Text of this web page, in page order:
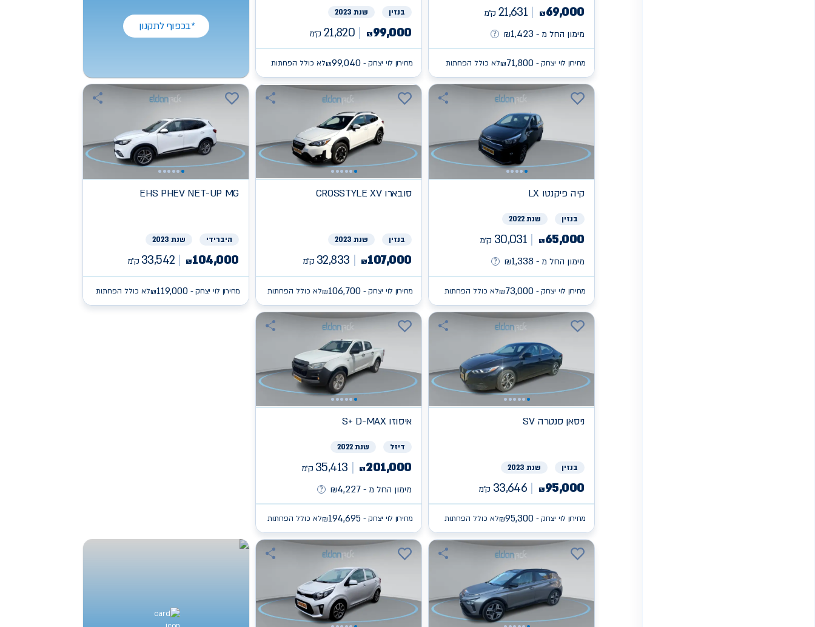
₪69,000
21,631 ק״מ
מימון החל מ -
₪1,423
מחירון לוי יצחק - ₪71,800 לא כולל הפחתות
בנזין שנת 2023
₪99,000
21,820 ק״מ
מחירון לוי יצחק - ₪99,040 לא כולל הפחתות
*בכפוף לתקנון
קיהפיקנטו LX
בנזין שנת 2022
₪65,000
30,031 ק״מ
מימון החל מ -
₪1,338
מחירון לוי יצחק - ₪73,000 לא כולל הפחתות
סובארוCROSSTYLE XV
בנזין שנת 2023
₪107,000
32,833 ק״מ
מחירון לוי יצחק - ₪106,700 לא כולל הפחתות
MG
EHS PHEV NET-UP
היברידי שנת 2023
₪104,000
33,542 ק״מ
מחירון לוי יצחק - ₪119,000 לא כולל הפחתות
ניסאןSV סנטרה
בנזין שנת 2023
₪95,000
33,646 ק״מ
מחירון לוי יצחק - ₪95,300 לא כולל הפחתות
איסוזוS+ D-MAX
דיזל שנת 2022
₪201,000
35,413 ק״מ
מימון החל מ -
₪4,227
מחירון לוי יצחק - ₪194,695 לא כולל הפחתות